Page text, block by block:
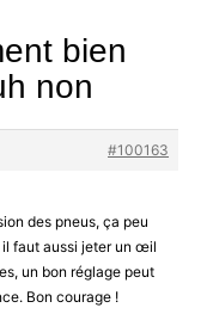
bien
non
#100163
des pneus, ça peu
il faut aussi jeter un œil
un bon réglage peut
Bon courage !